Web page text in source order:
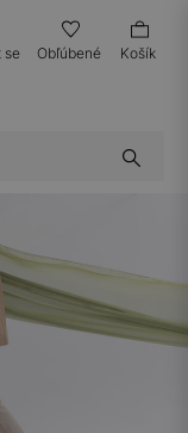
se Obľúbené Košík